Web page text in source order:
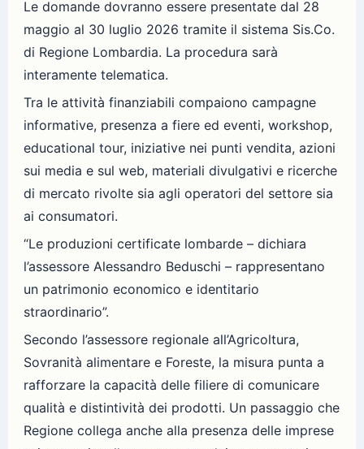
Le domande dovranno essere presentate dal 28
maggio al 30 luglio 2026 tramite il sistema Sis.Co.
di Regione Lombardia. La procedura sarà
interamente telematica.
Tra le attività finanziabili compaiono campagne
informative, presenza a fiere ed eventi, workshop,
educational tour, iniziative nei punti vendita, azioni
sui media e sul web, materiali divulgativi e ricerche
di mercato rivolte sia agli operatori del settore sia
ai consumatori.
“Le produzioni certificate lombarde – dichiara
l’assessore Alessandro Beduschi – rappresentano
un patrimonio economico e identitario
straordinario”.
Secondo l’assessore regionale all’Agricoltura,
Sovranità alimentare e Foreste, la misura punta a
rafforzare la capacità delle filiere di comunicare
qualità e distintività dei prodotti. Un passaggio che
Regione collega anche alla presenza delle imprese